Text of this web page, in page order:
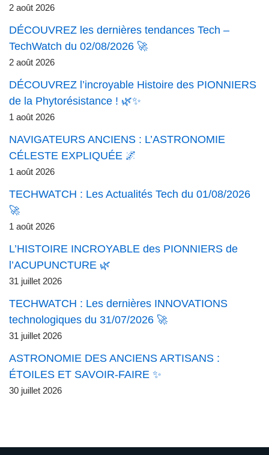
2 août 2026
DÉCOUVREZ les dernières tendances Tech –
TechWatch du 02/08/2026 🚀
2 août 2026
DÉCOUVREZ l’incroyable Histoire des PIONNIERS
de la Phytorésistance ! 🌿✨
1 août 2026
NAVIGATEURS ANCIENS : L’ASTRONOMIE
CÉLESTE EXPLIQUÉE 🌌
1 août 2026
TECHWATCH : Les Actualités Tech du 01/08/2026
🚀
1 août 2026
L’HISTOIRE INCROYABLE des PIONNIERS de
l’ACUPUNCTURE 🌿
31 juillet 2026
TECHWATCH : Les dernières INNOVATIONS
technologiques du 31/07/2026 🚀
31 juillet 2026
ASTRONOMIE DES ANCIENS ARTISANS :
ÉTOILES ET SAVOIR-FAIRE ✨
30 juillet 2026